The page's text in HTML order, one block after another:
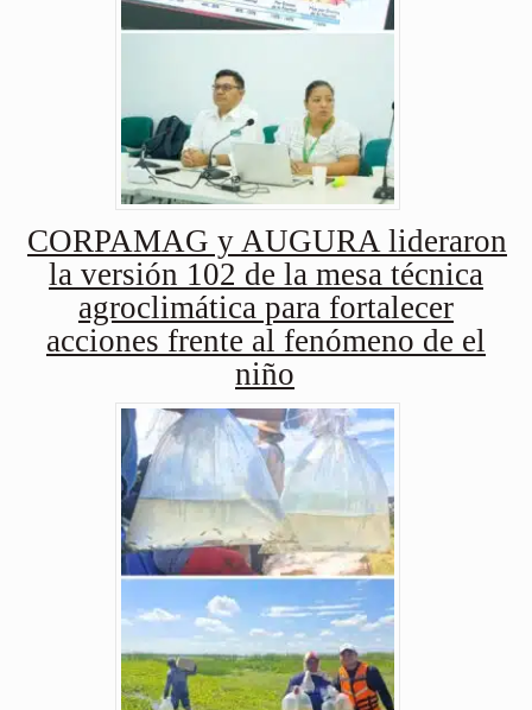
CORPAMAG y AUGURA lideraron
la versión 102 de la mesa técnica
agroclimática para fortalecer
acciones frente al fenómeno de el
niño